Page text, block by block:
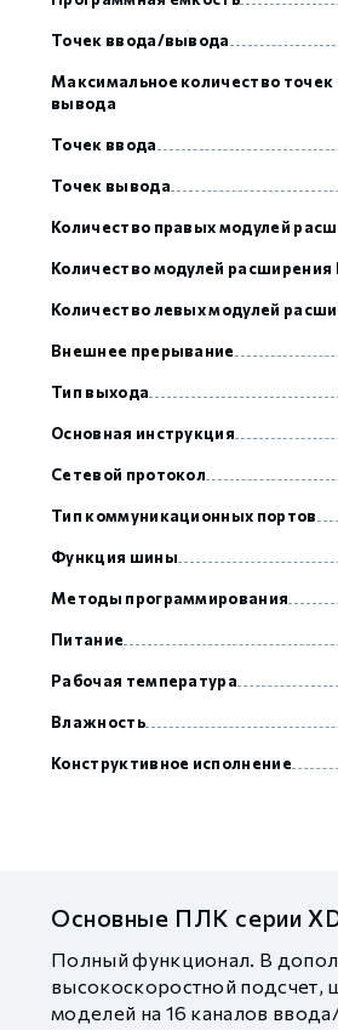
Точек ввода/вывода
Максимальное количество
вывода
Точек ввода
Точек вывода
Количество правых модулей
Количество модулей расширения
Количество левых модулей
Внешнее прерывание
Тип выхода
Основная инструкция
Сетевой протокол
Тип коммуникационных портов
Функция шины
Методы программирования
Питание
Рабочая температура
Влажность
Конструктивное исполнение
Основные ПЛК серии
Полный функционал. В
высокоскоростной подсчет,
моделей на 16 каналов
GCAN